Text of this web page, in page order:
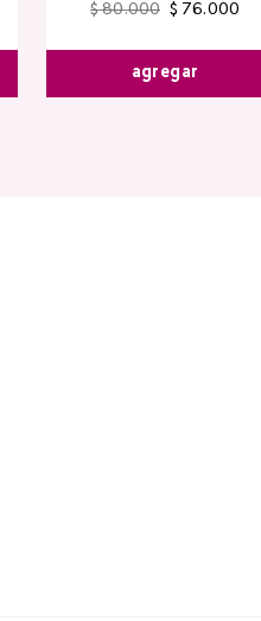
$ 80.000 $ 76.000
agregar